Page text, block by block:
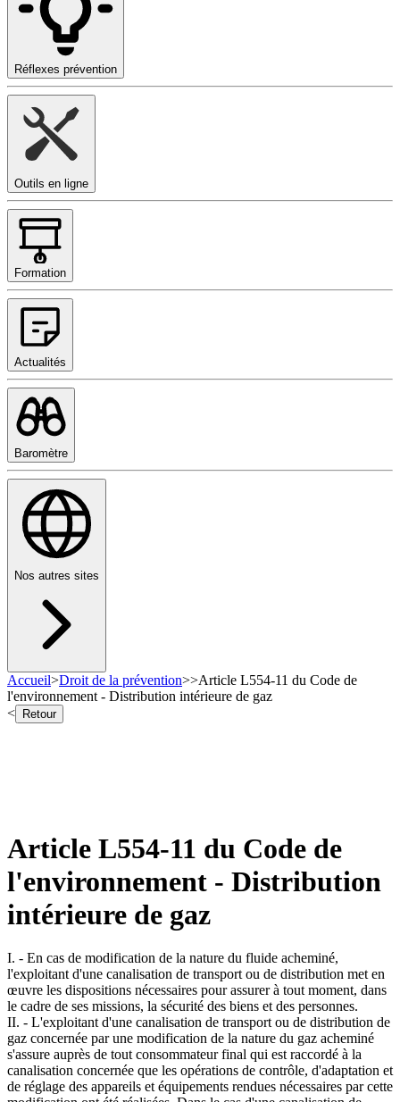
Réflexes prévention
Outils en ligne
Formation
Actualités
Baromètre
Nos autres sites
Accueil>Droit de la prévention>>Article L554-11 du Code de
l'environnement - Distribution intérieure de gaz
<
Retour
Article L554-11 du Code de
l'environnement - Distribution
intérieure de gaz
I. - En cas de modification de la nature du fluide acheminé,
l'exploitant d'une canalisation de transport ou de distribution met en
œuvre les dispositions nécessaires pour assurer à tout moment, dans
le cadre de ses missions, la sécurité des biens et des personnes.
II. - L'exploitant d'une canalisation de transport ou de distribution de
gaz concernée par une modification de la nature du gaz acheminé
s'assure auprès de tout consommateur final qui est raccordé à la
canalisation concernée que les opérations de contrôle, d'adaptation et
de réglage des appareils et équipements rendues nécessaires par cette